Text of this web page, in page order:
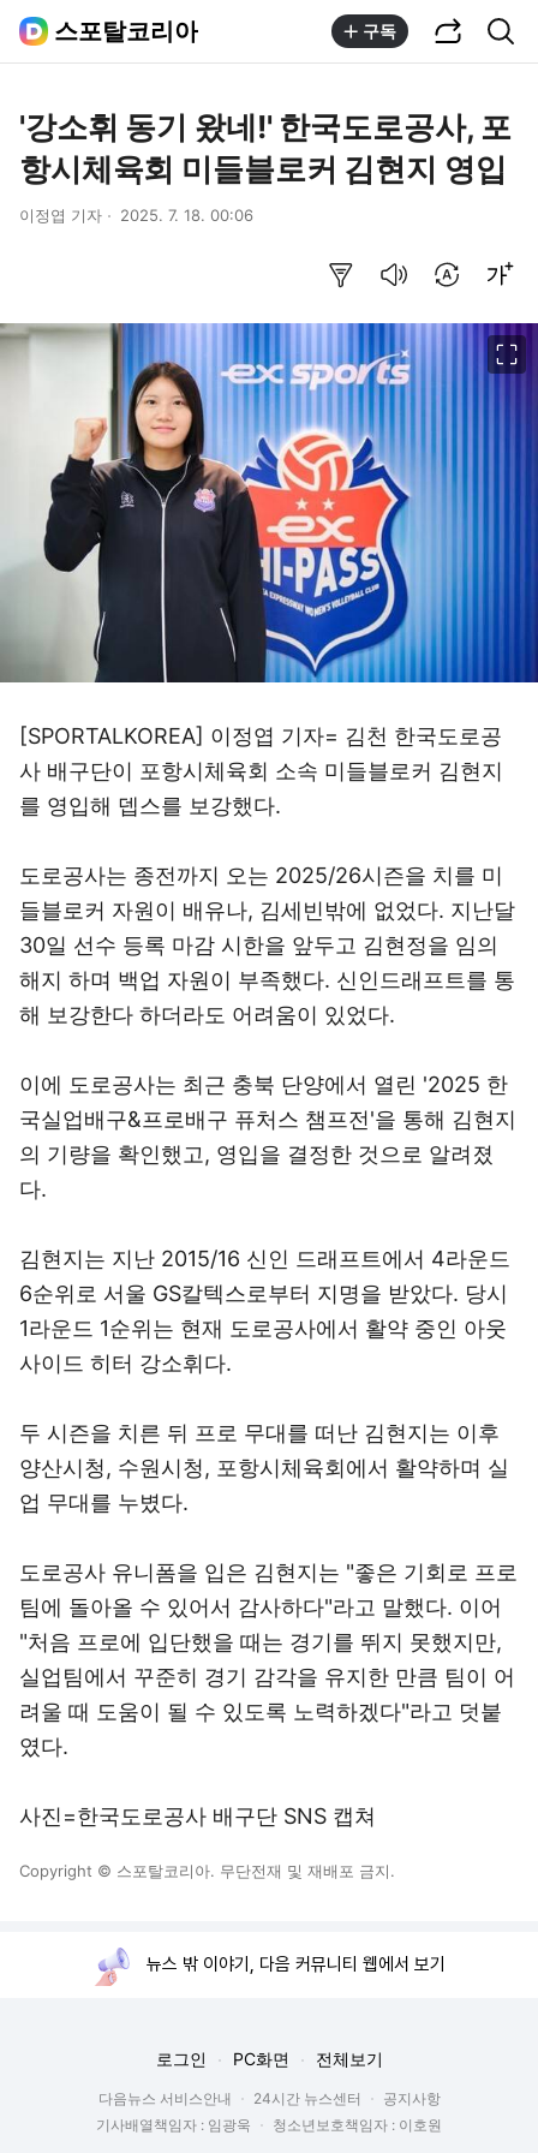
스포탈코리아 구독
'강소휘 동기 왔네!' 한국도로공사, 포
항시체육회 미들블로커 김현지 영입
이정엽 기자 2025. 7. 18. 00:06
[SPORTALKOREA] 이정엽 기자= 김천 한국도로공
사 배구단이 포항시체육회 소속 미들블로커 김현지
를 영입해 뎁스를 보강했다.
도로공사는 종전까지 오는 2025/26시즌을 치를 미
들블로커 자원이 배유나, 김세빈밖에 없었다. 지난달
30일 선수 등록 마감 시한을 앞두고 김현정을 임의
해지 하며 백업 자원이 부족했다. 신인드래프트를 통
해 보강한다 하더라도 어려움이 있었다.
이에 도로공사는 최근 충북 단양에서 열린 '2025 한
국실업배구&프로배구 퓨처스 챔프전'을 통해 김현지
의 기량을 확인했고, 영입을 결정한 것으로 알려졌
다.
김현지는 지난 2015/16 신인 드래프트에서 4라운드
6순위로 서울 GS칼텍스로부터 지명을 받았다. 당시
1라운드 1순위는 현재 도로공사에서 활약 중인 아웃
사이드 히터 강소휘다.
두 시즌을 치른 뒤 프로 무대를 떠난 김현지는 이후
양산시청, 수원시청, 포항시체육회에서 활약하며 실
업 무대를 누볐다.
도로공사 유니폼을 입은 김현지는 "좋은 기회로 프로
팀에 돌아올 수 있어서 감사하다"라고 말했다. 이어
"처음 프로에 입단했을 때는 경기를 뛰지 못했지만,
실업팀에서 꾸준히 경기 감각을 유지한 만큼 팀이 어
려울 때 도움이 될 수 있도록 노력하겠다"라고 덧붙
였다.
사진=한국도로공사 배구단 SNS 캡쳐
Copyright © 스포탈코리아. 무단전재 및 재배포 금지.
뉴스 밖 이야기, 다음 커뮤니티 웹에서 보기
로그인 PC화면 전체보기
다음뉴스 서비스안내 24시간 뉴스센터
공지사항
기사배열책임자 : 임광욱
청소년보호책임자 : 이호원